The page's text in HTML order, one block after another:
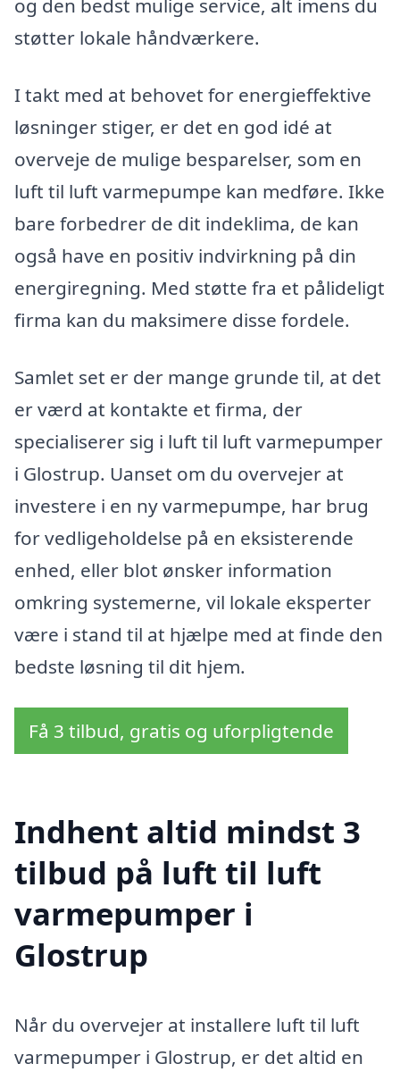
og den bedst mulige service, alt imens du
støtter lokale håndværkere.
I takt med at behovet for energieffektive
løsninger stiger, er det en god idé at
overveje de mulige besparelser, som en
luft til luft varmepumpe kan medføre. Ikke
bare forbedrer de dit indeklima, de kan
også have en positiv indvirkning på din
energiregning. Med støtte fra et pålideligt
firma kan du maksimere disse fordele.
Samlet set er der mange grunde til, at det
er værd at kontakte et firma, der
specialiserer sig i luft til luft varmepumper
i Glostrup. Uanset om du overvejer at
investere i en ny varmepumpe, har brug
for vedligeholdelse på en eksisterende
enhed, eller blot ønsker information
omkring systemerne, vil lokale eksperter
være i stand til at hjælpe med at finde den
bedste løsning til dit hjem.
Få 3 tilbud, gratis og uforpligtende
Indhent altid mindst 3
tilbud på luft til luft
varmepumper i
Glostrup
Når du overvejer at installere luft til luft
varmepumper i Glostrup, er det altid en